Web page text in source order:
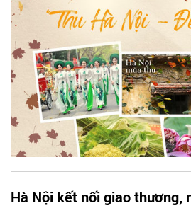
Hà Nội kết nối giao thương,